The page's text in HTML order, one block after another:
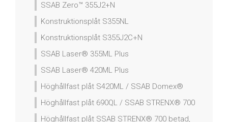
SSAB Zero™ 355J2+N
Konstruktionsplåt S355NL
Konstruktionsplåt S355J2C+N
SSAB Laser® 355ML Plus
SSAB Laser® 420ML Plus
Höghållfast plåt S420ML / SSAB Domex®
Höghållfast plåt 690QL / SSAB STRENX® 700
Höghållfast plåt SSAB STRENX® 700 betad,